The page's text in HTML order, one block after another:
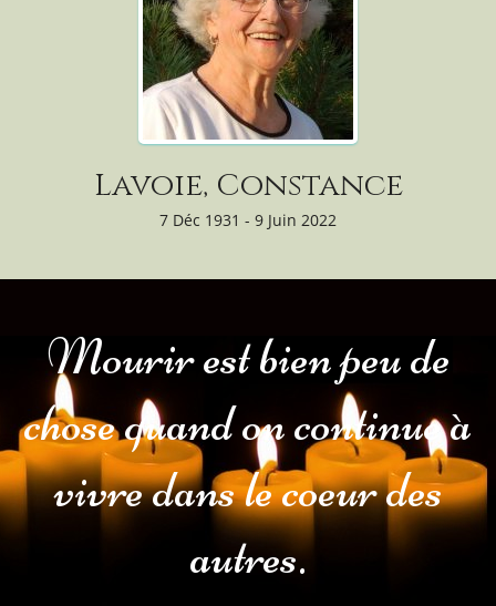
Lavoie, Constance
7 Déc 1931 - 9 Juin 2022
Mourir est bien peu de
chose quand on continue à
vivre dans le coeur des
autres.